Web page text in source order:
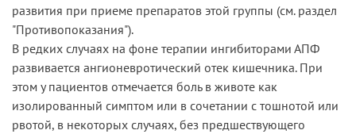
развития при приеме препаратов этой группы (см.­ раздел
­"Противопоказания").
В редких случаях на фоне терапии ингибиторами АПФ
развивается ангионевротический отек кишечника. При
этом у пациентов отмечается боль в животе как
изолированный симптом или в сочетании с тошнотой или
рвотой, в некоторых случаях, без предшествующего